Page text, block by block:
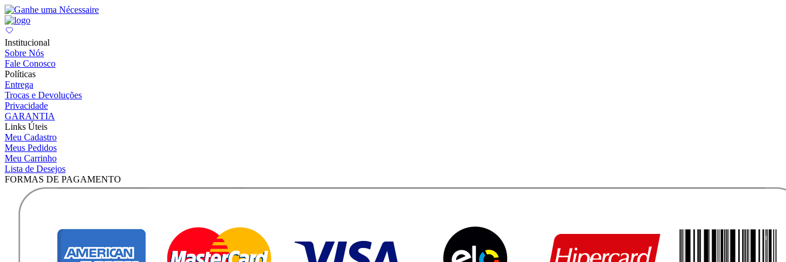
Institucional
Sobre Nós
Fale Conosco
Políticas
Entrega
Trocas e Devoluções
Privacidade
GARANTIA
Links Úteis
Meu Cadastro
Meus Pedidos
Meu Carrinho
Lista de Desejos
FORMAS DE PAGAMENTO